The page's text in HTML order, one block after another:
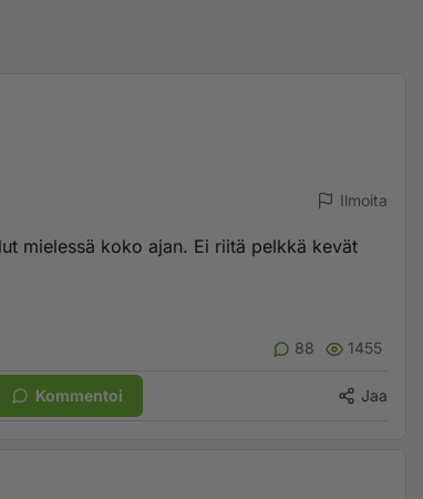
Ilmoita
mielessä koko ajan. Ei riitä pelkkä kevät
88 1455
Kommentoi Jaa